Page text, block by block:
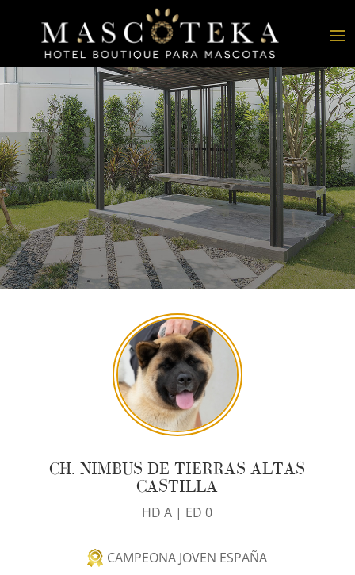
CH. NIMBUS DE TIERRAS ALTAS
CASTILLA
HD A | ED 0
CAMPEONA JOVEN ESPAÑA